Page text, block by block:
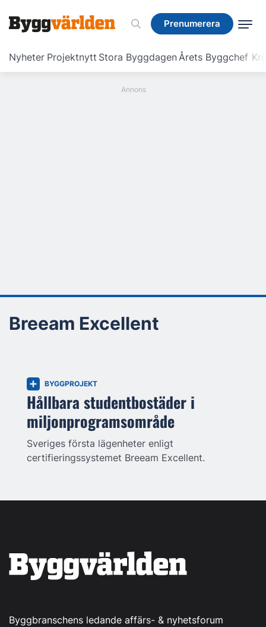
Prenumerera
Nyheter Projektnytt Stora ByggdagenÅrets Byggchef
Prenumerera
Breeam Excellent
BYGGPROJEKT
Hållbara studentbostäder i
miljonprogramsområde
Sveriges första lägenheter enligt
certifieringssystemet Breeam Excellent.
Byggbranschens ledande affärs- & nyhetsforum